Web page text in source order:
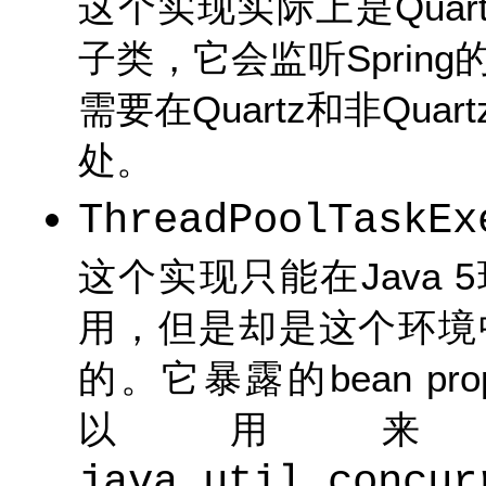
子类，它会监听Spring
需要在Quartz和非
处。
这个实现只能在Java
用，但是却是这个环
的。它暴露的bean
以用